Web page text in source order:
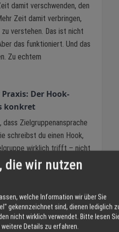
damit verschwenden, den
Zeit damit verbringen,
verstehen. Das ist nicht
das funktioniert. Und das
Zu echtem
Der Hook-
konkret
Zielgruppenansprache
schreibst du einen Hook,
wirklich trifft – nicht
genau die Menschen,
werden?
entwickelt, dir dabei zu
die funktionieren. Du gibst
– deine Branche, deine
die wir nutzen
welche Information wir über Sie
gekennzeichnet sind, dienen lediglich
nicht wirklich verwendet. Bitte lesen
weitere Details zu erfahren.